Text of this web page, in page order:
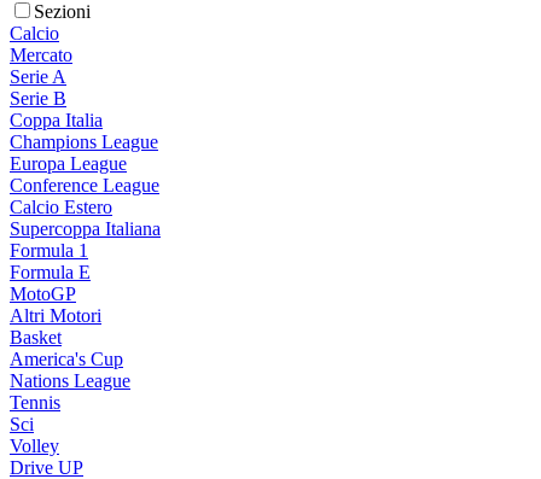
Sezioni
Calcio
Mercato
Serie A
Serie B
Coppa Italia
Champions League
Europa League
Conference League
Calcio Estero
Supercoppa Italiana
Formula 1
Formula E
MotoGP
Altri Motori
Basket
America's Cup
Nations League
Tennis
Sci
Volley
Drive UP